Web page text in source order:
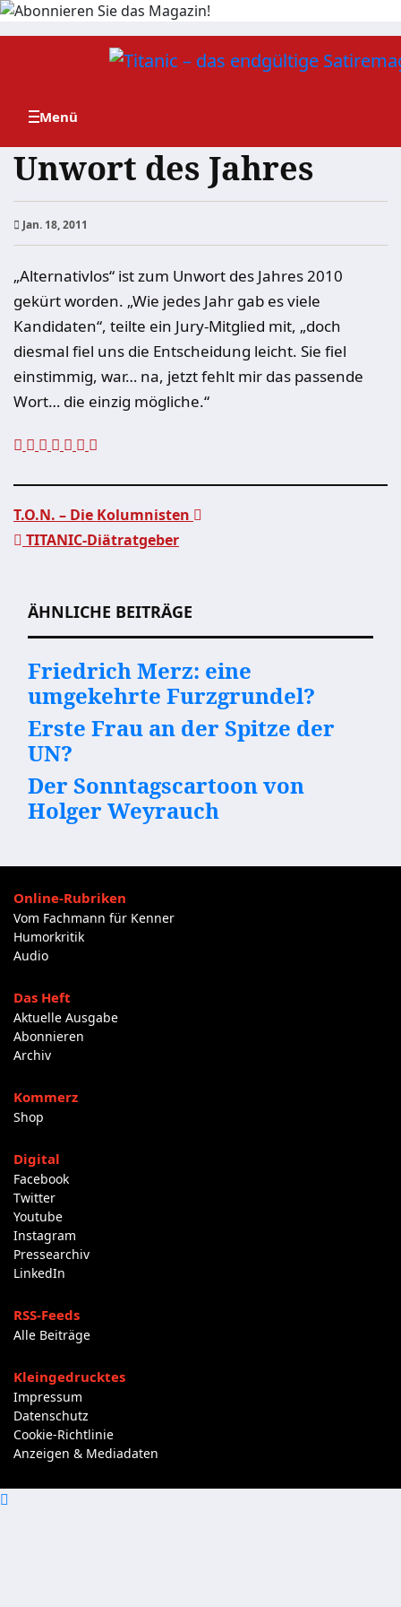
Zum
Unwort des Jahres
Jan. 18, 2011
„Alternativlos“ ist zum Unwort des Jahres 2010
gekürt worden. „Wie jedes Jahr gab es viele
Kandidaten“, teilte ein Jury-Mitglied mit, „doch
diesmal fiel uns die Entscheidung leicht. Sie fiel
einstimmig, war… na, jetzt fehlt mir das passende
Wort… die einzig mögliche.“
T.O.N. – Die Kolumnisten
TITANIC-Diätratgeber
ÄHNLICHE BEITRÄGE
Friedrich Merz: eine
umgekehrte Furzgrundel?
Erste Frau an der Spitze der
UN?
Der Sonntagscartoon von
Holger Weyrauch
Online-Rubriken
Vom Fachmann für Kenner
Humorkritik
Audio
Das Heft
Aktuelle Ausgabe
Abonnieren
Archiv
Kommerz
Shop
Digital
Facebook
Twitter
Youtube
Instagram
Pressearchiv
LinkedIn
RSS-Feeds
Alle Beiträge
Kleingedrucktes
Impressum
Datenschutz
Cookie-Richtlinie
Anzeigen & Mediadaten